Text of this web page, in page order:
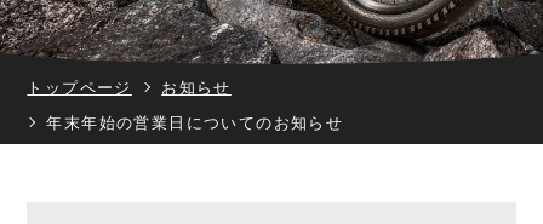
トップページ
お知らせ
年末年始の営業日についてのお知らせ